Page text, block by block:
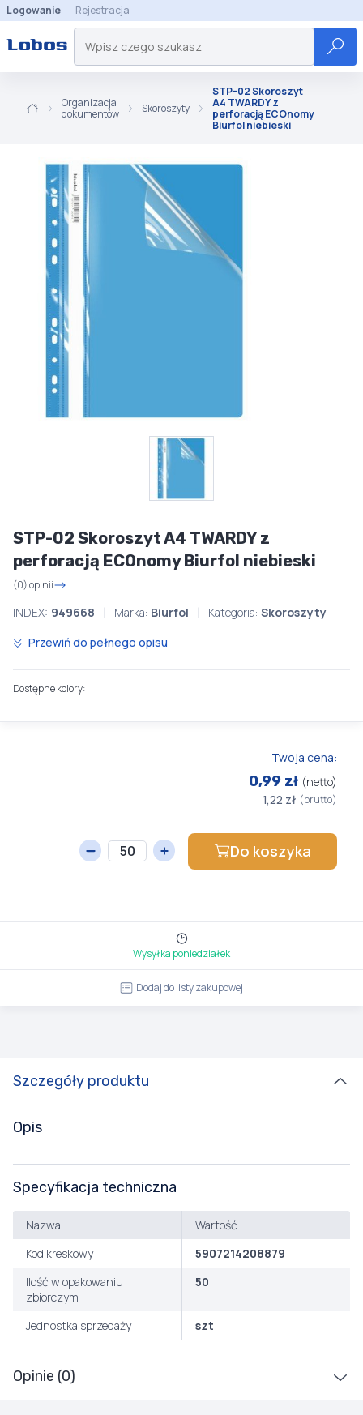
Logowanie Rejestracja
Organizacja
dokumentów
Skoroszyty
STP-02 Skoroszyt
A4 TWARDY z
perforacją ECOnomy
Biurfol niebieski
STP-02 Skoroszyt A4 TWARDY z
perforacją ECOnomy Biurfol niebieski
(0) opinii
INDEX: 949668 Marka: Biurfol Kategoria: Skoroszyty
Przewiń do pełnego opisu
Dostępne kolory:
Twoja cena:
0,99 zł (netto)
1,22 zł (brutto)
Do koszyka
Wysyłka poniedziałek
Dodaj do listy zakupowej
Szczegóły produktu
Opinie (0)
Opis
Specyfikacja techniczna
Nazwa
Wartość
Kod kreskowy
5907214208879
Ilość w opakowaniu
zbiorczym
50
Jednostka sprzedaży szt